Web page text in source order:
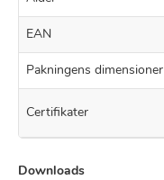
EAN
Pakningens dimensioner
Certifikater
Downloads